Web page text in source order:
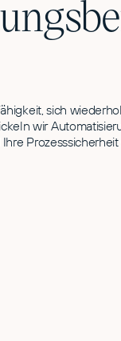
sich
wir